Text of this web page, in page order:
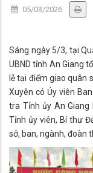
05/03/2026
Sáng ngày 5/3, tại
UBND tỉnh An Giang
lễ tại điểm giao quân
Xuyên có Ủy viên
tra Tỉnh ủy An Giang
Tỉnh ủy viên, Bí thư
sở, ban, ngành, đoàn